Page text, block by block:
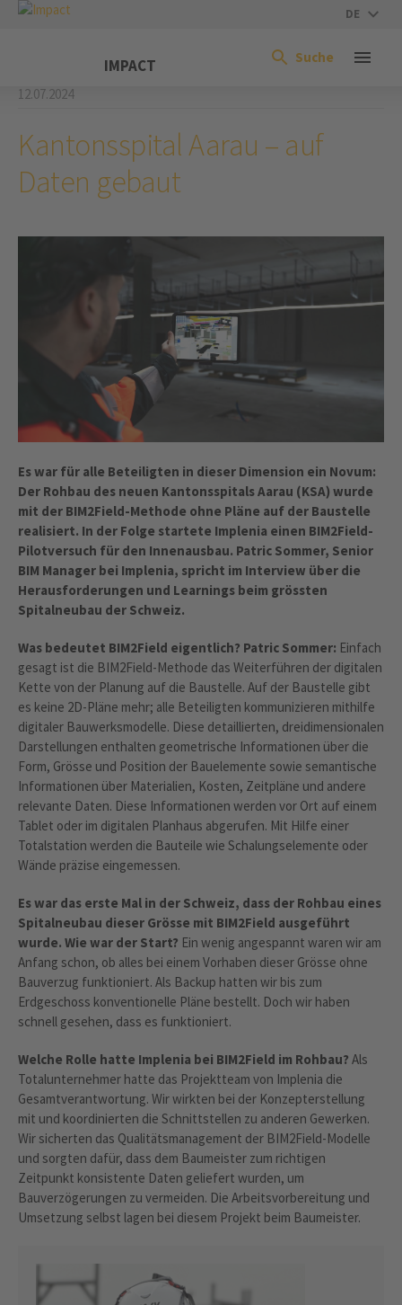
DE
IMPACT Suche
12.07.2024
Kantonsspital Aarau – auf
Daten gebaut
Es war für alle Beteiligten in dieser Dimension ein Novum:
Der Rohbau des neuen Kantonsspitals Aarau (KSA) wurde
mit der BIM2Field-Methode ohne Pläne auf der Baustelle
realisiert. In der Folge startete Implenia einen BIM2Field-
Pilotversuch für den Innenausbau. Patric Sommer, Senior
BIM Manager bei Implenia, spricht im Interview über die
Herausforderungen und Learnings beim grössten
Spitalneubau der Schweiz.
Was bedeutet BIM2Field eigentlich? Patric Sommer: Einfach
gesagt ist die BIM2Field-Methode das Weiterführen der digitalen
Kette von der Planung auf die Baustelle. Auf der Baustelle gibt
es keine 2D-Pläne mehr; alle Beteiligten kommunizieren mithilfe
digitaler Bauwerksmodelle. Diese detaillierten, dreidimensionalen
Darstellungen enthalten geometrische Informationen über die
Form, Grösse und Position der Bauelemente sowie semantische
Informationen über Materialien, Kosten, Zeitpläne und andere
relevante Daten. Diese Informationen werden vor Ort auf einem
Tablet oder im digitalen Planhaus abgerufen. Mit Hilfe einer
Totalstation werden die Bauteile wie Schalungselemente oder
Wände präzise eingemessen.
Es war das erste Mal in der Schweiz, dass der Rohbau eines
Spitalneubau dieser Grösse mit BIM2Field ausgeführt
wurde. Wie war der Start? Ein wenig angespannt waren wir am
Anfang schon, ob alles bei einem Vorhaben dieser Grösse ohne
Bauverzug funktioniert. Als Backup hatten wir bis zum
Erdgeschoss konventionelle Pläne bestellt. Doch wir haben
schnell gesehen, dass es funktioniert.
Welche Rolle hatte Implenia bei BIM2Field im Rohbau? Als
Totalunternehmer hatte das Projektteam von Implenia die
Gesamtverantwortung. Wir wirkten bei der Konzepterstellung
mit und koordinierten die Schnittstellen zu anderen Gewerken.
Wir sicherten das Qualitätsmanagement der BIM2Field-Modelle
und sorgten dafür, dass dem Baumeister zum richtigen
Zeitpunkt konsistente Daten geliefert wurden, um
Bauverzögerungen zu vermeiden. Die Arbeitsvorbereitung und
Umsetzung selbst lagen bei diesem Projekt beim Baumeister.